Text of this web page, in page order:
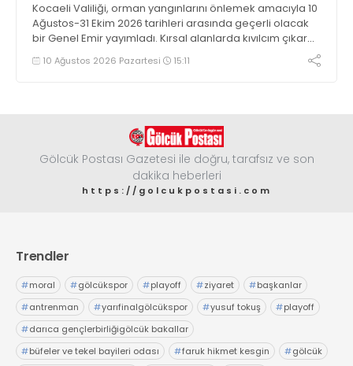
Kocaeli Valiliği, orman yangınlarını önlemek amacıyla 10
Ağustos-31 Ekim 2026 tarihleri arasında geçerli olacak
bir Genel Emir yayımladı. Kırsal alanlarda kıvılcım çıkaran
makine kullanacak kişilerin önceden kolluk kuvvetlerine
bildirim yapması ve yanlarında 6 kilogramlık yangın tüpü
10 Ağustos 2026 Pazartesi 15:11
Gölcük Postası Gazetesi ile doğru, tarafsız ve son
dakika heberleri
https://golcukpostasi.com
Trendler
#moral #gölcükspor #playoff #ziyaret #başkanlar
#antrenman #yarıfinalgölcükspor #yusuf tokuş #playoff
#darıca gençlerbirliğigölcük bakallar
#büfeler ve tekel bayileri odası #faruk hikmet kesgin #gölcük